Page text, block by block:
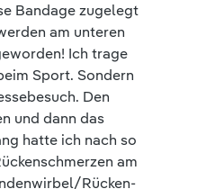
Bandage zugelegt
am unteren
Ich trage
Sport. Sondern
Den
und dann das
hatte ich nach so
am
Rücken-